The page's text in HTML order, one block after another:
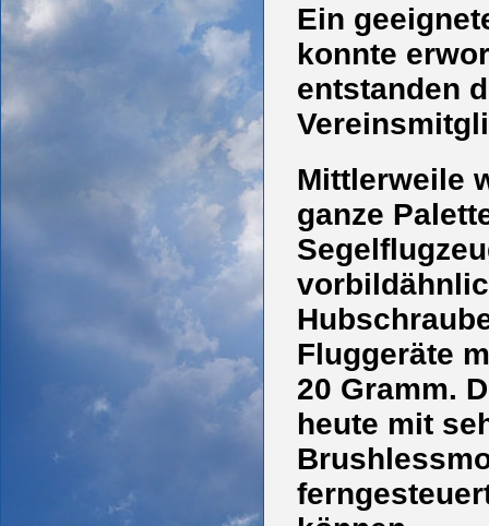
Ein
konnte
entstanden
Mittlerweile
ganze
Fluggeräte
20 Gramm.
heute mit